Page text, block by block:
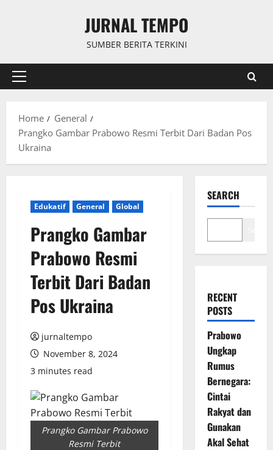
JURNAL TEMPO
SUMBER BERITA TERKINI
Primary
Home
General
Prangko Gambar Prabowo Resmi Terbit Dari Badan Pos
Ukraina
Edukatif General Global
Prangko Gambar
Prabowo Resmi
Terbit Dari Badan
Pos Ukraina
jurnaltempo
November 8, 2024
3 minutes read
Prangko Gambar Prabowo
Resmi Terbit
SEARCH
RECENT
POSTS
Prabowo
Ungkap
Rumus
Bernegara:
Cintai
Rakyat dan
Gunakan
Akal Sehat